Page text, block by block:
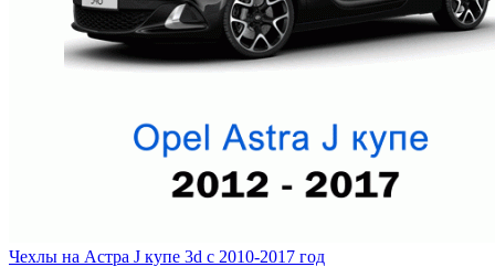
Чехлы на Астра J купе 3d с 2010-2017 год